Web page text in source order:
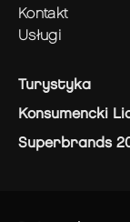
kontakt
usługi
Turystyka
Konsumencki
Superbrands